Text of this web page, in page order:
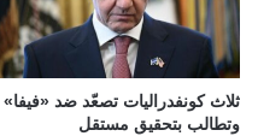
ثلاث كونفدراليات تصعّد ضد «فيفا»
وتطالب بتحقيق مستقل